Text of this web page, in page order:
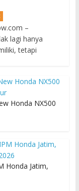
–
lagi hanya
tetapi
Honda NX500
Honda Jatim,